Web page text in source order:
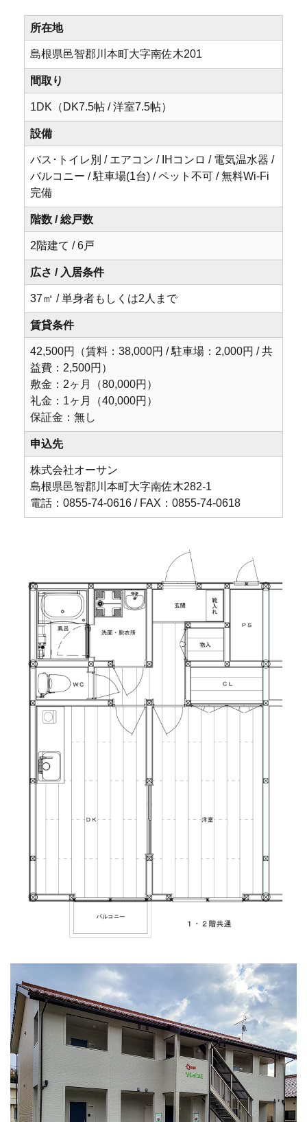
所在地
島根県邑智郡川本町大字南佐木201
間取り
1DK（DK7.5帖 / 洋室7.5帖）
設備
バス･トイレ別 / エアコン / IHコンロ / 電気温水器 /
バルコニー / 駐車場(1台) / ペット不可 / 無料Wi-Fi
完備
階数 / 総戸数
2階建て / 6戸
広さ / 入居条件
37㎡ / 単身者もしくは2人まで
賃貸条件
42,500円（賃料：38,000円 / 駐車場：2,000円 / 共
益費：2,500円）
敷金：2ヶ月（80,000円）
礼金：1ヶ月（40,000円）
保証金：無し
申込先
株式会社オーサン
島根県邑智郡川本町大字南佐木282-1
電話：0855-74-0616 / FAX：0855-74-0618